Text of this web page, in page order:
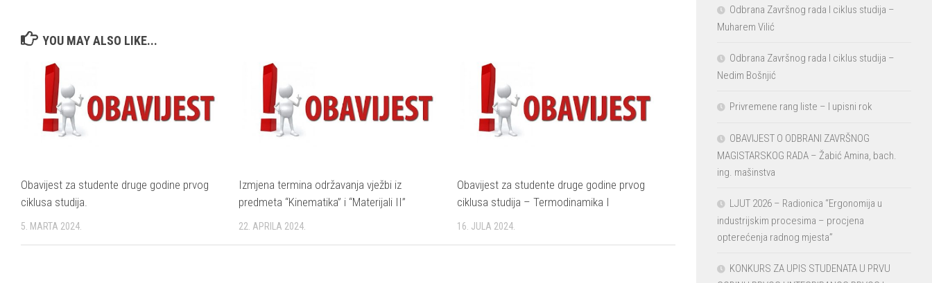
YOU MAY ALSO LIKE...
Obavijest za studente druge godine prvog
ciklusa studija.
5. MARTA 2024.
Izmjena termina održavanja vježbi iz
predmeta “Kinematika” i “Materijali II”
22. APRILA 2024.
Obavijest za studente druge godine prvog
ciklusa studija – Termodinamika I
16. JULA 2024.
Odbrana Završnog rada I ciklus studija –
Muharem Vilić
Odbrana Završnog rada I ciklus studija –
Nedim Bošnjić
Privremene rang liste – I upisni rok
OBAVIJEST O ODBRANI ZAVRŠNOG
MAGISTARSKOG RADA – Žabić Amina, bach.
ing. mašinstva
LJUT 2026 – Radionica “Ergonomija u
industrijskim procesima – procjena
opterećenja radnog mjesta”
KONKURS ZA UPIS STUDENATA U PRVU